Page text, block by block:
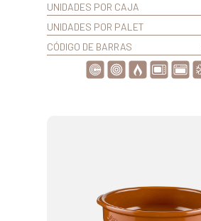
UNIDADES POR CAJA
UNIDADES POR PALET
CÓDIGO DE BARRAS